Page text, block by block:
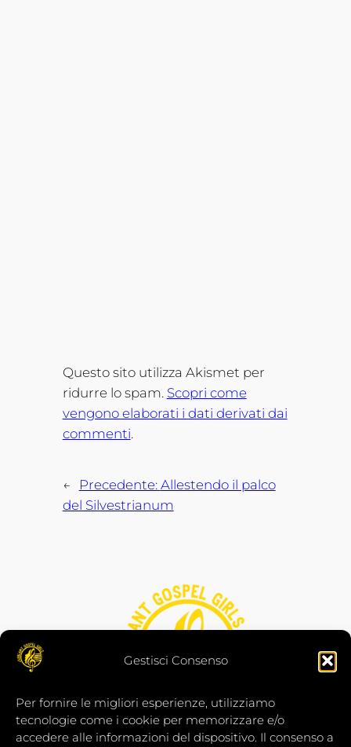
Gestisci Consenso
Per fornire le migliori esperienze, utilizziamo
tecnologie come i cookie per memorizzare e/o
accedere alle informazioni del dispositivo. Il consenso a
Questo sito utilizza Akismet per
ridurre lo spam. Scopri come
vengono elaborati i dati derivati dai
commenti.
← Precedente: Allestendo il palco
del Silvestrianum